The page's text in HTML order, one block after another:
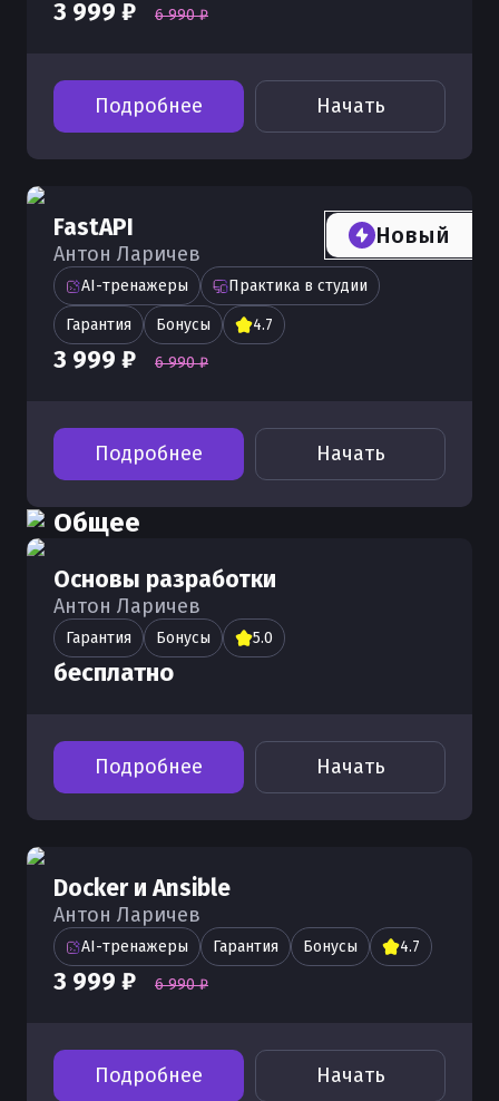
3 999 ₽ 6 990 ₽
Подробнее Начать
Новый
FastAPI
Антон Ларичев
AI-тренажеры Практика в студии
Гарантия Бонусы 4.7
3 999 ₽ 6 990 ₽
Подробнее Начать
Общее
Основы разработки
Антон Ларичев
Гарантия Бонусы 5.0
бесплатно
Подробнее Начать
Docker и Ansible
Антон Ларичев
AI-тренажеры Гарантия Бонусы 4.7
3 999 ₽ 6 990 ₽
Подробнее Начать